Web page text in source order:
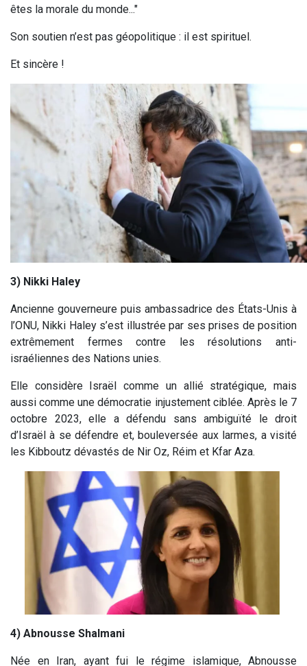
êtes la morale du monde..."
Son soutien n’est pas géopolitique : il est spirituel.
Et sincère !
3) Nikki Haley
Ancienne gouverneure puis ambassadrice des États-Unis à
l’ONU, Nikki Haley s’est illustrée par ses prises de position
extrêmement fermes contre les résolutions anti-
israéliennes des Nations unies.
Elle considère Israël comme un allié stratégique, mais
aussi comme une démocratie injustement ciblée. Après le 7
octobre 2023, elle a défendu sans ambiguïté le droit
d’Israël à se défendre et, bouleversée aux larmes, a visité
les Kibboutz dévastés de Nir Oz, Réim et Kfar Aza.
4) Abnousse Shalmani
Née en Iran, ayant fui le régime islamique, Abnousse